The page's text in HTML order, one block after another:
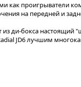
как проигрыватели
на передней и
из ди-бокса
JD6 лучшим